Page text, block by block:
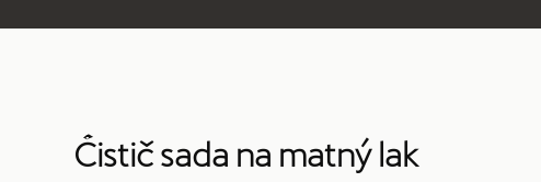
Čistič sada na matný lak